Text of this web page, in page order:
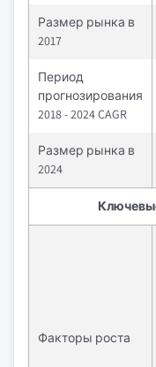
Размер рынка в
2017
Период
прогнозирования
2018 - 2024 CAGR
Размер рынка в
2024
Факторы роста